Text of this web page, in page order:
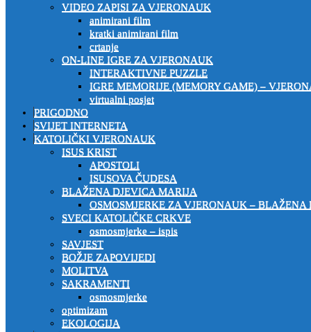
VIDEO ZAPISI ZA VJERONAUK
animirani film
kratki animirani film
crtanje
ON-LINE IGRE ZA VJERONAUK
INTERAKTIVNE PUZZLE
IGRE MEMORIJE (MEMORY GAME) –
virtualni posjet
PRIGODNO
SVIJET INTERNETA
KATOLIČKI VJERONAUK
ISUS KRIST
APOSTOLI
ISUSOVA ČUDESA
BLAŽENA DJEVICA MARIJA
OSMOSMJERKE ZA VJERONAUK – BLAŽENA
SVECI KATOLIČKE CRKVE
osmosmjerke – ispis
SAVJEST
BOŽJE ZAPOVIJEDI
MOLITVA
SAKRAMENTI
osmosmjerke
optimizam
EKOLOGIJA